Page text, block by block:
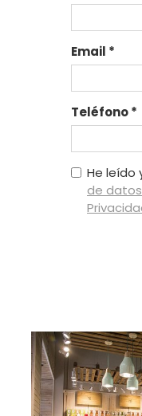
Email *
Teléfono*
He leído
de datos